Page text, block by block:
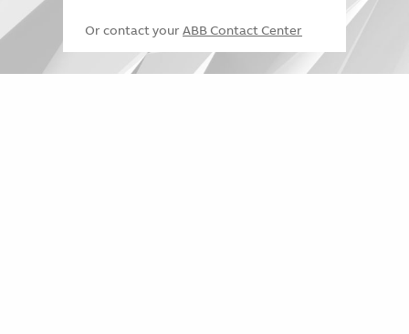
Or contact your ABB Contact Center